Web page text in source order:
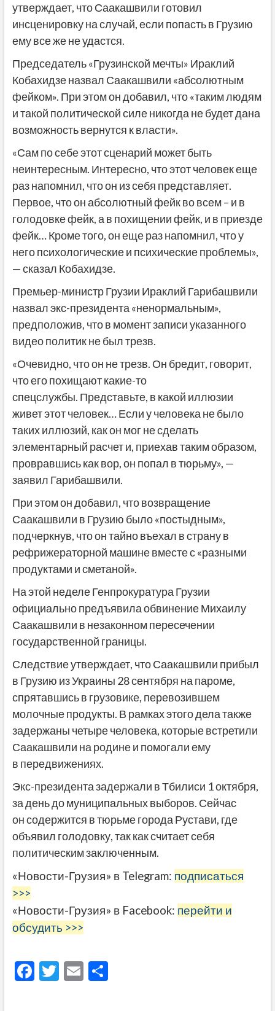
утверждает, что Саакашвили готовил
инсценировку на случай, если попасть в Грузию
ему все же не удастся.
Председатель «Грузинской мечты» Ираклий
Кобахидзе назвал Саакашвили «абсолютным
фейком». При этом он добавил, что «таким людям
и такой политической силе никогда не будет дана
возможность вернутся к власти».
«Сам по себе этот сценарий может быть
неинтересным. Интересно, что этот человек еще
раз напомнил, что он из себя представляет.
Первое, что он абсолютный фейк во всем – и в
голодовке фейк, а в похищении фейк, и в приезде
фейк… Кроме того, он еще раз напомнил, что у
него психологические и психические проблемы»,
— сказал Кобахидзе.
Премьер-министр Грузии Ираклий Гарибашвили
назвал экс-президента «ненормальным»,
предположив, что в момент записи указанного
видео политик не был трезв.
«Очевидно, что он не трезв. Он бредит, говорит,
что его похищают какие-то
спецслужбы. Представьте, в какой иллюзии
живет этот человек… Если у человека не было
таких иллюзий, как он мог не сделать
элементарный расчет и, приехав таким образом,
провравшись как вор, он попал в тюрьму», —
заявил Гарибашвили.
При этом он добавил, что возвращение
Саакашвили в Грузию было «постыдным»,
подчеркнув, что он тайно въехал в страну в
рефрижераторной машине вместе с «разными
продуктами и сметаной».
На этой неделе Генпрокуратура Грузии
официально предъявила обвинение Михаилу
Саакашвили в незаконном пересечении
государственной границы.
Следствие утверждает, что Саакашвили прибыл
в Грузию из Украины 28 сентября на пароме,
спрятавшись в грузовике, перевозившем
молочные продукты. В рамках этого дела также
задержаны четыре человека, которые встретили
Саакашвили на родине и помогали ему
в передвижениях.
Экс-президента задержали в Тбилиси 1 октября,
за день до муниципальных выборов. Сейчас
он содержится в тюрьме города Рустави, где
объявил голодовку, так как считает себя
политическим заключенным.
«Новости-Грузия» в Telegram: подписаться
>>>
«Новости-Грузия» в Facebook: перейти и
обсудить >>>
F T E О